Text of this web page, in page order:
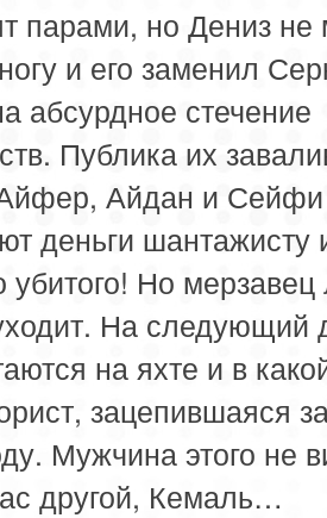
парами, но Дениз не
и его заменил
абсурдное стечение
Публика их
Айдан и Сейфи
деньги шантажисту
убитого! Но
На следующий
на яхте и в
зацепившаяся
Мужчина этого не
другой, Кемаль…